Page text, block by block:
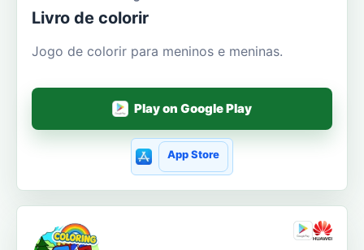
Livro de colorir
Jogo de colorir para meninos e meninas.
Play on Google Play
App Store